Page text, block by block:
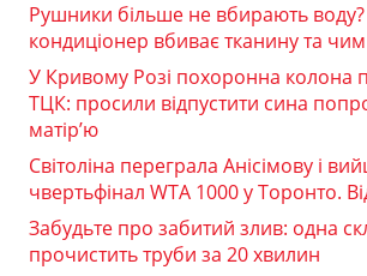
Рушники більше не вбирають
кондиціонер вбиває тканину та
У Кривому Розі похоронна колона
ТЦК: просили відпустити сина
матір’ю
Світоліна переграла Анісімову і
чвертьфінал WTA 1000 у Торонто.
Забудьте про забитий злив: одна
прочистить труби за 20 хвилин